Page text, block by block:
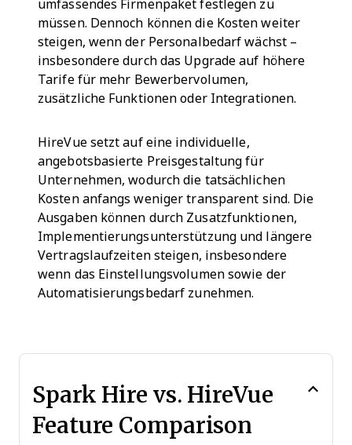
umfassendes Firmenpaket festlegen zu
müssen. Dennoch können die Kosten weiter
steigen, wenn der Personalbedarf wächst –
insbesondere durch das Upgrade auf höhere
Tarife für mehr Bewerbervolumen,
zusätzliche Funktionen oder Integrationen.
HireVue setzt auf eine individuelle,
angebotsbasierte Preisgestaltung für
Unternehmen, wodurch die tatsächlichen
Kosten anfangs weniger transparent sind. Die
Ausgaben können durch Zusatzfunktionen,
Implementierungsunterstützung und längere
Vertragslaufzeiten steigen, insbesondere
wenn das Einstellungsvolumen sowie der
Automatisierungsbedarf zunehmen.
Spark Hire vs. HireVue
Feature Comparison